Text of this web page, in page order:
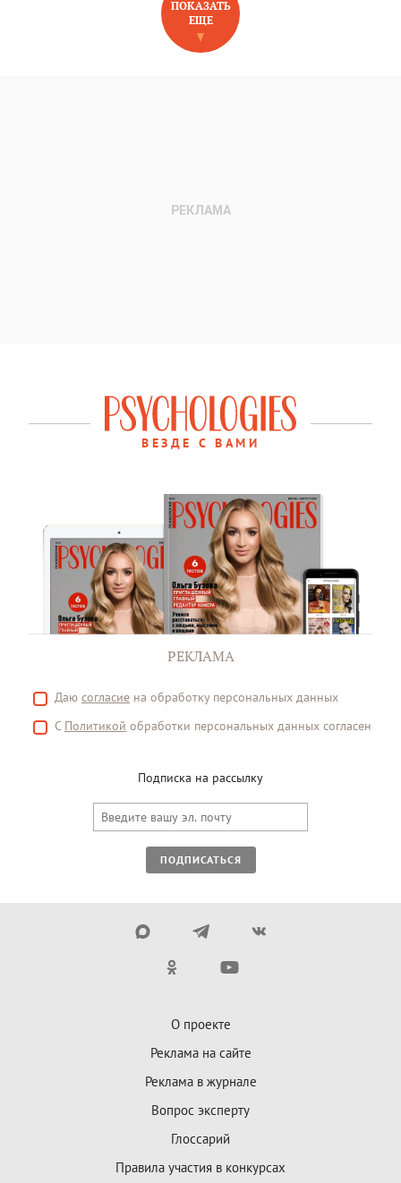
НОВОЕ НА САЙТЕ
ПОКАЗАТЬ
ЕЩЕ
ВЕЗДЕ С ВАМИ
РЕКЛАМА
Даю согласие на обработку персональных данных
С Политикой обработки персональных данных согласен
Подписка на рассылку
ПОДПИСАТЬСЯ
О проекте
Реклама на сайте
Реклама в журнале
Вопрос эксперту
Глоссарий
Правила участия в конкурсах